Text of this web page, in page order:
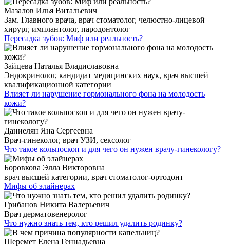
Мазалов Илья Витальевич
Зам. Главного врача, врач стоматолог, челюстно-лицевой
хирург, имплантолог, пародонтолог
Пересадка зубов: Миф или реальность?
Зайцева Наталья Владиславовна
Эндокринолог, кандидат медицинских наук, врач высшей
квалификационной категории
Влияет ли нарушение гормонального фона на молодость
кожи?
Даниелян Яна Сергеевна
Врач-гинеколог, врач УЗИ, сексолог
Что такое кольпоскоп и для чего он нужен врачу-гинекологу?
Боровкова Элла Викторовна
врач высшей категории, врач стоматолог-ортодонт
Мифы об элайнерах
Грибанов Никита Валерьевич
Врач дерматовенеролог
Что нужно знать тем, кто решил удалить родинку?
Шеремет Елена Геннадьевна